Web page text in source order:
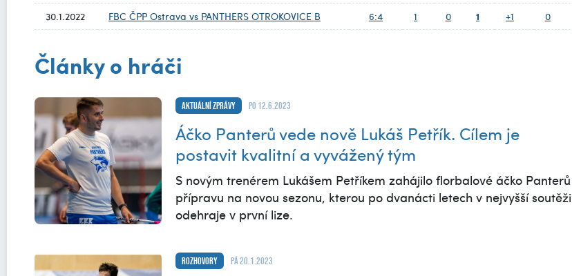
30.1.2022 FBC ČPP Ostrava vs PANTHERS OTROKOVICE B 6:4 1 0 1 +1 0
Články o hráči
Aktuální zprávy po 12.6.2023
Áčko Panterů vede nově Lukáš Petřík. Cílem je
postavit kvalitní a vyvážený tým
S novým trenérem Lukášem Petříkem zahájilo florbalové áčko Panterů
přípravu na novou sezonu, kterou po dvanácti letech v nejvyšší soutěži
odehraje v první lize.
Rozhovory pá 20.1.2023